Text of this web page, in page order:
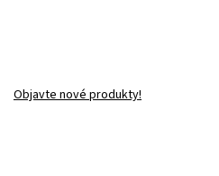
Objavte nové produkty!